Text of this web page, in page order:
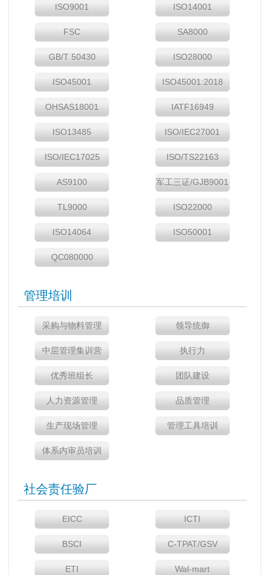
ISO9001 ISO14001
FSC SA8000
GB/T 50430 ISO28000
ISO45001 ISO45001:2018
OHSAS18001 IATF16949
ISO13485 ISO/IEC27001
ISO/IEC17025 ISO/TS22163
AS9100 军工三证/GJB9001
TL9000 ISO22000
ISO14064 ISO50001
QC080000
管理培训
采购与物料管理 领导统御
中层管理集训营 执行力
优秀班组长 团队建设
人力资源管理 品质管理
生产现场管理 管理工具培训
体系内审员培训
社会责任验厂
EICC ICTI
BSCI C-TPAT/GSV
ETI Wal-mart